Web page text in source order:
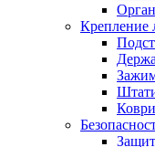
Крепление